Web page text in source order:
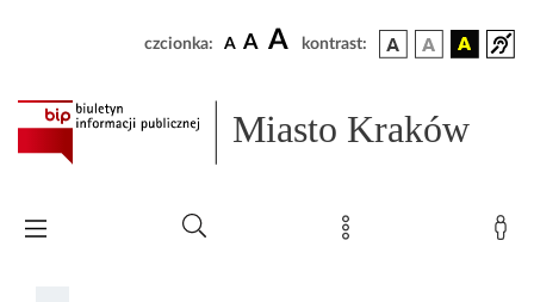
czcionka: A A A kontrast:
Miasto Kraków